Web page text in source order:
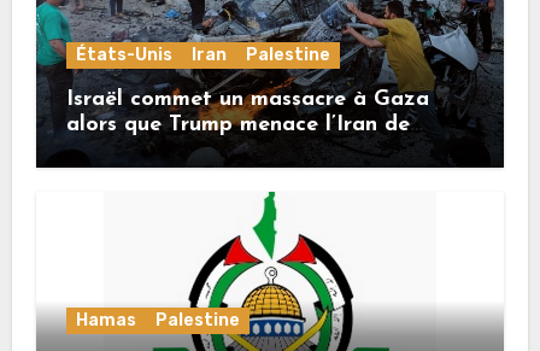
États-Unis Iran Palestine
Israël commet un massacre à Gaza
alors que Trump menace l’Iran de
«décapitation»
Hamas Palestine